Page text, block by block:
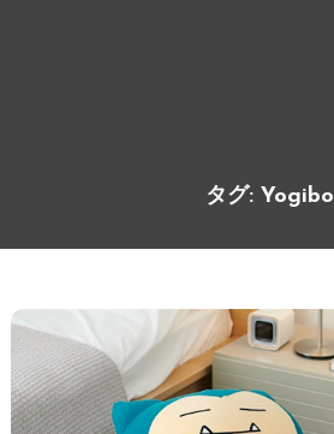
タグ: Yogibo